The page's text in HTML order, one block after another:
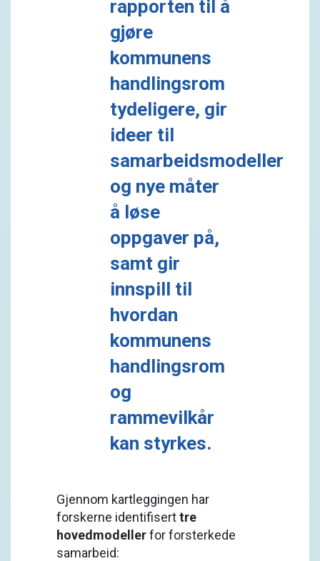
rapporten til å
gjøre
kommunens
handlingsrom
tydeligere, gir
ideer til
samarbeidsmodeller
og nye måter
å løse
oppgaver på,
samt gir
innspill til
hvordan
kommunens
handlingsrom
og
rammevilkår
kan styrkes.
Gjennom kartleggingen har
forskerne identifiserttre
hovedmodellerfor forsterkede
samarbeid: